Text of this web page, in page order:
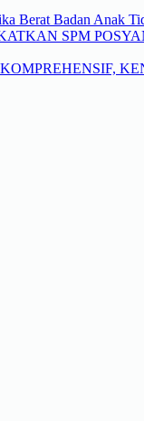
Berat Badan Anak
SPM